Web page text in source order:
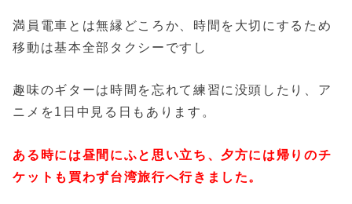
満員電車とは無縁どころか、時間を大切にするため
移動は基本全部タクシーですし
趣味のギターは時間を忘れて練習に没頭したり、ア
ニメを1日中見る日もあります。
ある時には昼間にふと思い立ち、夕方には帰りのチ
ケットも買わず台湾旅行へ行きました。